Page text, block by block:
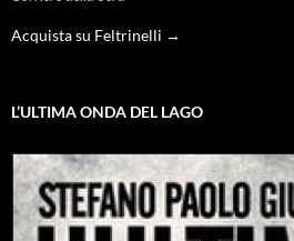
Acquista su Feltrinelli →
L’ULTIMA ONDA DEL LAGO